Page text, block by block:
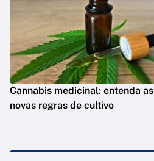
Cannabis medicinal: entenda as
novas regras de cultivo